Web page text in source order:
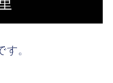
。